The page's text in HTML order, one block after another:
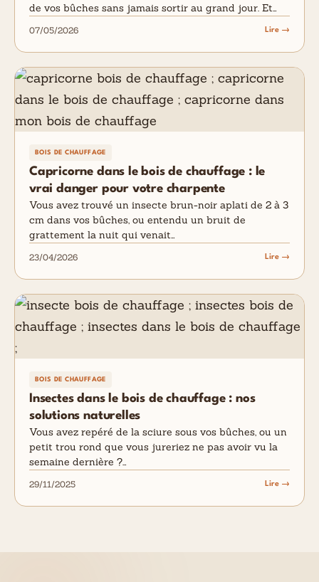
de vos bûches sans jamais sortir au grand jour. Et…
07/05/2026 Lire →
BOIS DE CHAUFFAGE
Capricorne dans le bois de chauffage : le
vrai danger pour votre charpente
Vous avez trouvé un insecte brun-noir aplati de 2 à 3
cm dans vos bûches, ou entendu un bruit de
grattement la nuit qui venait…
23/04/2026 Lire →
BOIS DE CHAUFFAGE
Insectes dans le bois de chauffage : nos
solutions naturelles
Vous avez repéré de la sciure sous vos bûches, ou un
petit trou rond que vous jureriez ne pas avoir vu la
semaine dernière ?…
29/11/2025 Lire →